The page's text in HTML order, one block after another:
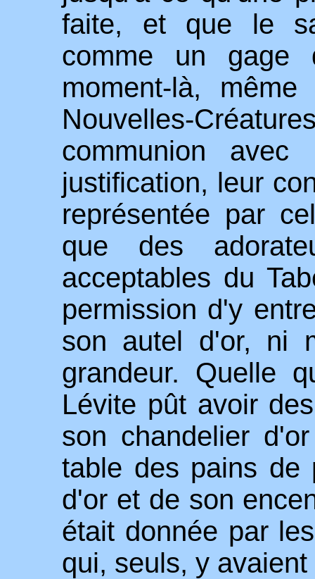
faite, et que le
comme un gage
moment-là,
Nouvelles-
communion
justification, leur
représentée par
que des
acceptables du
permission d'y
son autel d'or, ni
grandeur. Quelle
Lévite pût avoir
son chandelier
table des pains de
d'or et de son
était donnée par
qui, seuls, y